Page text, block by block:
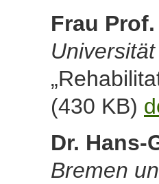
Frau
(430 KB)
Dr. Hans-
Bremen